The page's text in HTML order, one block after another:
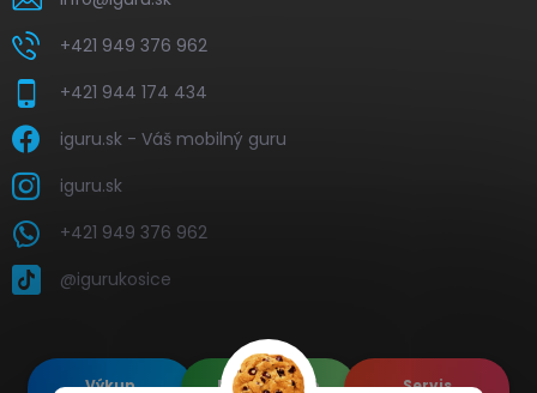
+421 949 376 962
+421 944 174 434
iguru.sk - Váš mobilný guru
iguru.sk
+421 949 376 962
@igurukosice
Výkup Renovované Servis